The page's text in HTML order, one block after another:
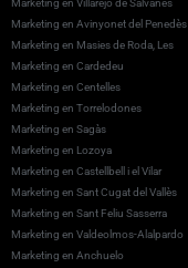
Marketing en Avinyonet del Penedès
Marketing en Masies de Roda, Les
Marketing en Cardedeu
Marketing en Centelles
Marketing en Torrelodones
Marketing en Sagàs
Marketing en Lozoya
Marketing en Castellbell i el Vilar
Marketing en Sant Cugat del Vallès
Marketing en Sant Feliu Sasserra
Marketing en Valdeolmos-Alalpardo
Marketing en Anchuelo